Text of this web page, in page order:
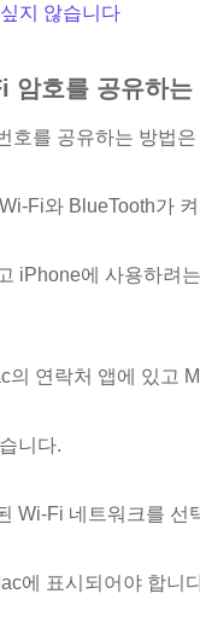
지 않습니다
암호를 공유하는
호를 공유하는 방법
Fi와 BlueTooth가
iPhone에 사용하려
의 연락처 앱에 있고
니다.
Wi-Fi 네트워크를 선
에 표시되어야 합니